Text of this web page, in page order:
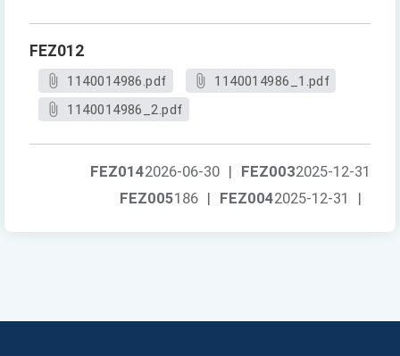
FEZ012
1140014986.pdf
1140014986_1.pdf
1140014986_2.pdf
FEZ0032025-12-31
FEZ0142026-06-30 |
FEZ0042025-12-31 |
FEZ005186 |